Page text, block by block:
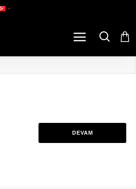
DEVAM